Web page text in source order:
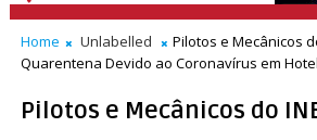
Home Unlabelled
Pilotos e Mecânicos
Quarentena Devido ao Coronavírus em
Pilotos e Mecânicos do